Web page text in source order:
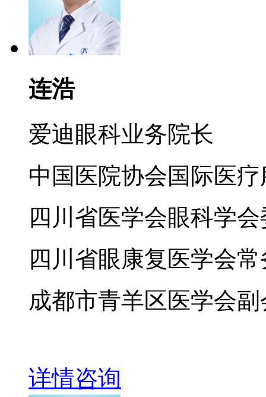
连浩
爱迪眼科业务院长
中国医院协会国际医
四川省医学会眼科学
四川省眼康复医学会
成都市青羊区医学会
详情咨询